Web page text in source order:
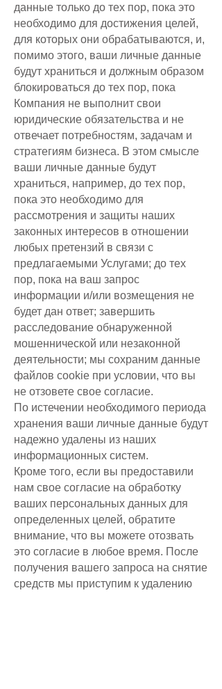
данные только до тех пор, пока это
необходимо для достижения целей,
для которых они обрабатываются, и,
помимо этого, ваши личные данные
будут храниться и должным образом
блокироваться до тех пор, пока
Компания не выполнит свои
юридические обязательства и не
отвечает потребностям, задачам и
стратегиям бизнеса. В этом смысле
ваши личные данные будут
храниться, например, до тех пор,
пока это необходимо для
рассмотрения и защиты наших
законных интересов в отношении
любых претензий в связи с
предлагаемыми Услугами; до тех
пор, пока на ваш запрос
информации и/или возмещения не
будет дан ответ; завершить
расследование обнаруженной
мошеннической или незаконной
деятельности; мы сохраним данные
файлов cookie при условии, что вы
не отзовете свое согласие.
По истечении необходимого периода
хранения ваши личные данные будут
надежно удалены из наших
информационных систем.
Кроме того, если вы предоставили
нам свое согласие на обработку
ваших персональных данных для
определенных целей, обратите
внимание, что вы можете отозвать
это согласие в любое время. После
получения вашего запроса на снятие
средств мы приступим к удалению